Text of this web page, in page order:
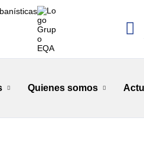
Quienes somos